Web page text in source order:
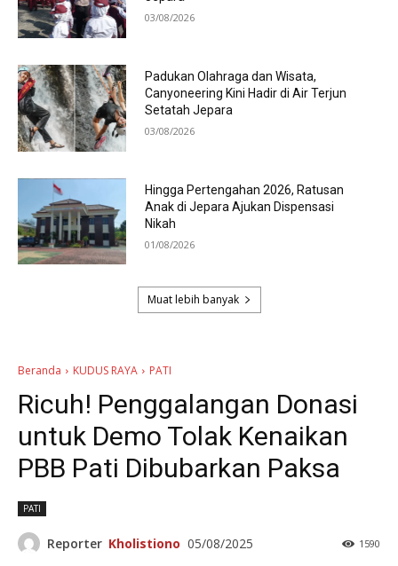
03/08/2026
Padukan Olahraga dan Wisata,
Canyoneering Kini Hadir di Air Terjun
Setatah Jepara
03/08/2026
Hingga Pertengahan 2026, Ratusan
Anak di Jepara Ajukan Dispensasi
Nikah
01/08/2026
Muat lebih banyak